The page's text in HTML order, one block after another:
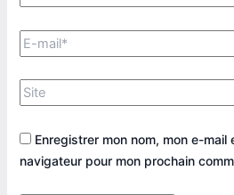
E-
mail*
Site
Enregistrer mon nom, mon e-mail
navigateur pour mon prochain